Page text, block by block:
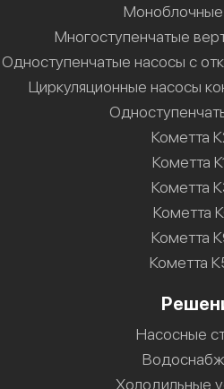
Многоступенчатые
Одноступенчатые насосы с
Циркуляционные насосы
Кометта
Кометта
Кометта
Кометта
Кометта
Кометта
Насосные
Холодильные